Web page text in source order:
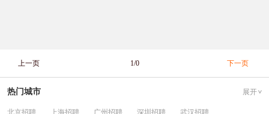
上一页 1/0 下一页
热门城市 展开
北京招聘 上海招聘 广州招聘 深圳招聘
武汉招聘